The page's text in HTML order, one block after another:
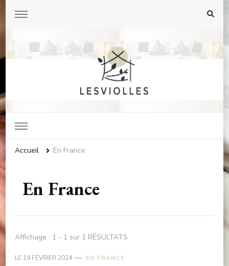
Accueil En France
En France
Affichage : 1 - 1 sur 1 RÉSULTATS
LE 19 FÉVRIER 2024 EN FRANCE